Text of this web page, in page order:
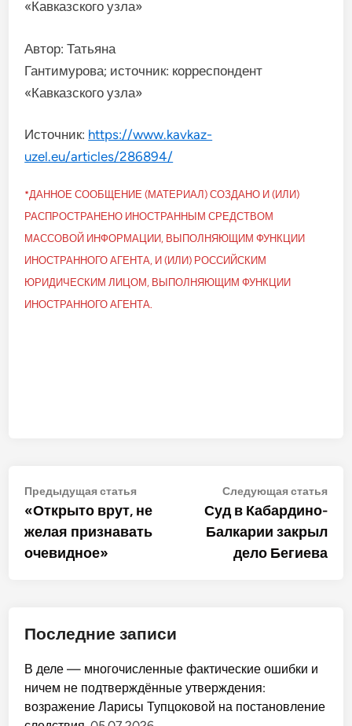
«Кавказского узла»
Автор: Татьяна
Гантимурова; источник: корреспондент
«Кавказского узла»
Источник: https://www.kavkaz-
uzel.eu/articles/286894/
*ДАННОЕ СООБЩЕНИЕ (МАТЕРИАЛ) СОЗДАНО И (ИЛИ)
РАСПРОСТРАНЕНО ИНОСТРАННЫМ СРЕДСТВОМ
МАССОВОЙ ИНФОРМАЦИИ, ВЫПОЛНЯЮЩИМ ФУНКЦИИ
ИНОСТРАННОГО АГЕНТА, И (ИЛИ) РОССИЙСКИМ
ЮРИДИЧЕСКИМ ЛИЦОМ, ВЫПОЛНЯЮЩИМ ФУНКЦИИ
ИНОСТРАННОГО АГЕНТА.
Навигация
по
записям
Предыдущая статьяПредыдущая
статья:
«Открыто врут, не
желая признавать
очевидное»
Следующая статья
Суд в Кабардино-
Балкарии закрыл
дело Бегиева
Последние записи
В деле — многочисленные фактические ошибки и
ничем не подтверждённые утверждения:
возражение Ларисы Тупцоковой на постановление